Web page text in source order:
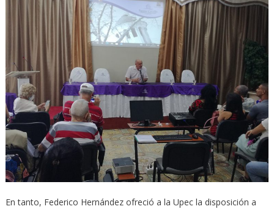
En tanto, Federico Hernández ofreció a la Upec la disposición a